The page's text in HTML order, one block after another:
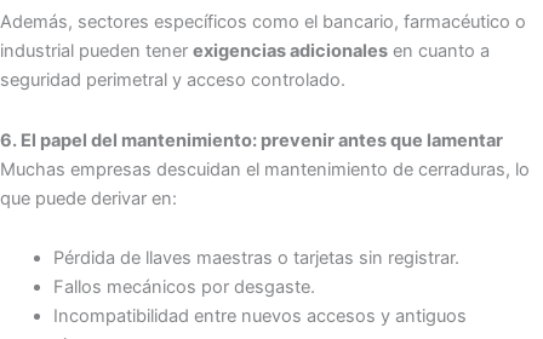
Además, sectores específicos como el bancario, farmacéutico o
industrial pueden tener exigencias adicionales en cuanto a
seguridad perimetral y acceso controlado.
6. El papel del mantenimiento: prevenir antes que lamentar
Muchas empresas descuidan el mantenimiento de cerraduras, lo
que puede derivar en:
Pérdida de llaves maestras o tarjetas sin registrar.
Fallos mecánicos por desgaste.
Incompatibilidad entre nuevos accesos y antiguos